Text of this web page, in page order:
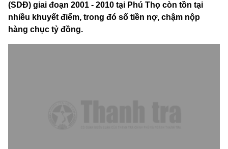
(SDĐ) giai đoạn 2001 - 2010 tại Phú Thọ còn tồn tại
nhiều khuyết điểm, trong đó số tiền nợ, chậm nộp
hàng chục tỷ đồng.